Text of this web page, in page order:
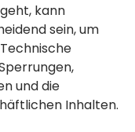
kann
sein, um
und die
Inhalten.